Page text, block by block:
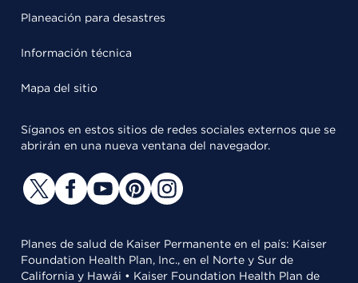
Planeación para desastres
Información técnica
Mapa del sitio
Síganos en estos sitios de redes sociales externos que se
abrirán en una nueva ventana del navegador.
Planes de salud de Kaiser Permanente en el país: Kaiser
Foundation Health Plan, Inc., en el Norte y Sur de
California y Hawái • Kaiser Foundation Health Plan de